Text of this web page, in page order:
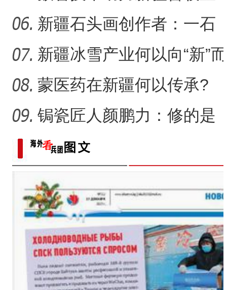
走“新”路
新疆石头画创作者：一石
一画乐在其中
新疆冰雪产业何以向“新”而
行？
蒙医药在新疆何以传承?
锔瓷匠人颜鹏力：修的是
瓷，也是“情”